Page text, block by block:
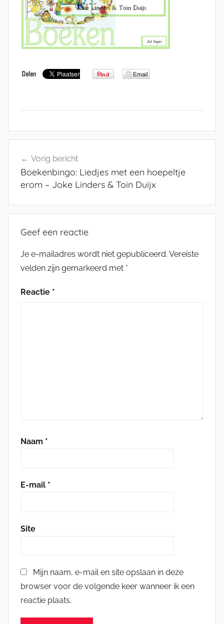
navigatie
Vorig bericht
Boekenbingo: Liedjes met een hoepeltje
erom – Joke Linders & Toin Duijx
Geef een reactie
Je e-mailadres wordt niet gepubliceerd. Vereiste
velden zijn gemarkeerd met *
Reactie *
Naam *
E-mail *
Site
Mijn naam, e-mail en site opslaan in deze
browser voor de volgende keer wanneer ik een
reactie plaats.